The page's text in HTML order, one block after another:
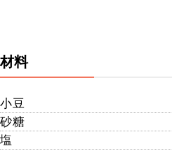
材料
小豆
砂糖
塩